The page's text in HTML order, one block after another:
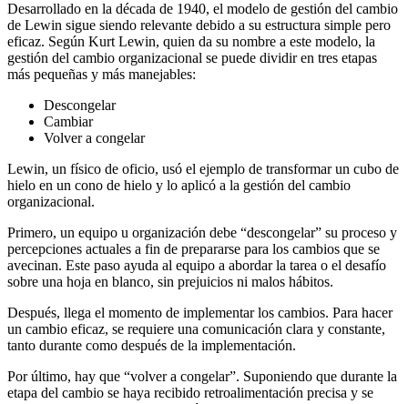
Desarrollado en la década de 1940, el modelo de gestión del cambio
de Lewin sigue siendo relevante debido a su estructura simple pero
eficaz. Según Kurt Lewin, quien da su nombre a este modelo, la
gestión del cambio organizacional se puede dividir en tres etapas
más pequeñas y más manejables:
Descongelar
Cambiar
Volver a congelar
Lewin, un físico de oficio, usó el ejemplo de transformar un cubo de
hielo en un cono de hielo y lo aplicó a la gestión del cambio
organizacional.
Primero, un equipo u organización debe “descongelar” su proceso y
percepciones actuales a fin de prepararse para los cambios que se
avecinan. Este paso ayuda al equipo a abordar la tarea o el desafío
sobre una hoja en blanco, sin prejuicios ni malos hábitos.
Después, llega el momento de implementar los cambios. Para hacer
un cambio eficaz, se requiere una comunicación clara y constante,
tanto durante como después de la implementación.
Por último, hay que “volver a congelar”. Suponiendo que durante la
etapa del cambio se haya recibido retroalimentación precisa y se